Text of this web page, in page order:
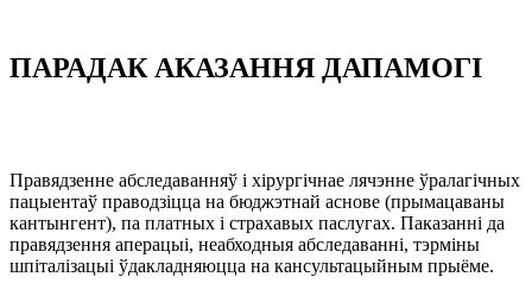
ПАРАДАК АКАЗАННЯ ДАПАМОГІ
Правядзенне абследаванняў і хірургічнае лячэнне ўралагічных
пацыентаў праводзіцца на бюджэтнай аснове (прымацаваны
кантынгент), па платных і страхавых паслугах. Паказанні да
правядзення аперацыі, неабходныя абследаванні, тэрміны
шпіталізацыі ўдакладняюцца на кансультацыйным прыёме.